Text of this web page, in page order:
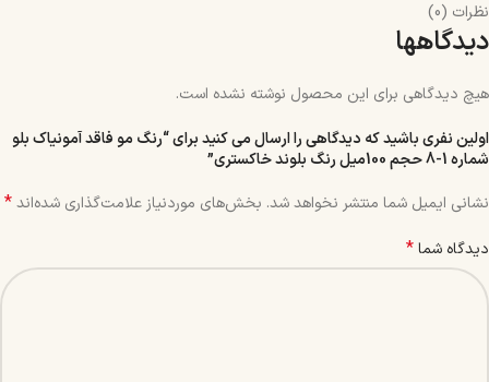
نظرات (0)
دیدگاهها
هیچ دیدگاهی برای این محصول نوشته نشده است.
اولین نفری باشید که دیدگاهی را ارسال می کنید برای “رنگ مو فاقد آمونیاک بلو
شماره 1-8 حجم 100میل رنگ بلوند خاکستری”
نشانی ایمیل شما منتشر نخواهد شد. بخش‌های موردنیاز علامت‌گذاری شده‌اند*
دیدگاه شما*